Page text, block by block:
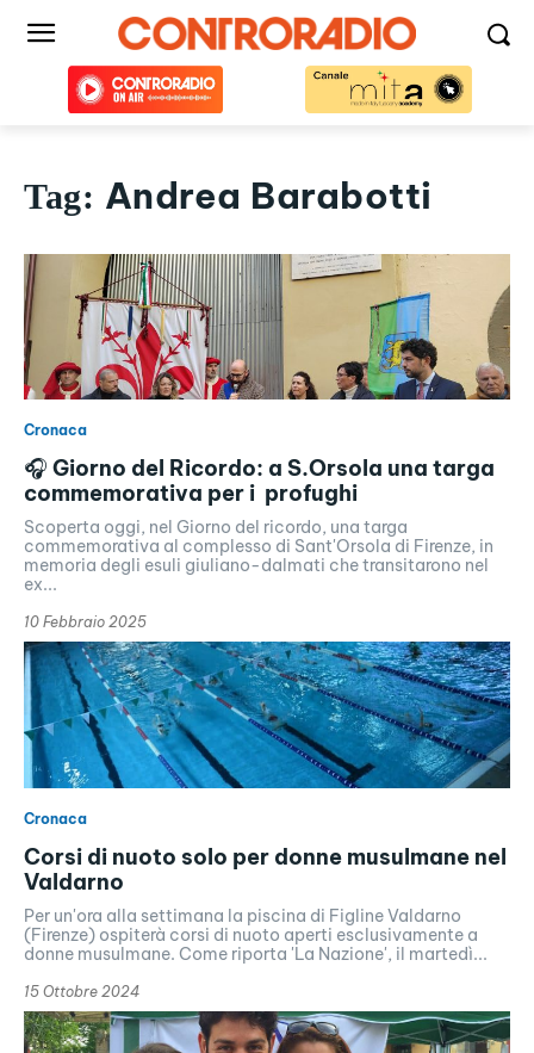
Tag: Andrea Barabotti
Cronaca
🎧 Giorno del Ricordo: a S.Orsola una targa
commemorativa per i profughi
Scoperta oggi, nel Giorno del ricordo, una targa
commemorativa al complesso di Sant'Orsola di Firenze, in
memoria degli esuli giuliano-dalmati che transitarono nel
ex...
10 Febbraio 2025
Cronaca
Corsi di nuoto solo per donne musulmane nel
Valdarno
Per un'ora alla settimana la piscina di Figline Valdarno
(Firenze) ospiterà corsi di nuoto aperti esclusivamente a
donne musulmane. Come riporta 'La Nazione', il martedì...
15 Ottobre 2024